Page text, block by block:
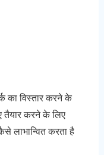
का विस्तार करने के
तैयार करने के लिए
लाभान्वित करता है